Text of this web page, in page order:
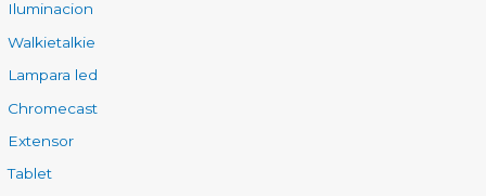
Iluminacion
Walkietalkie
Lampara led
Chromecast
Extensor
Tablet